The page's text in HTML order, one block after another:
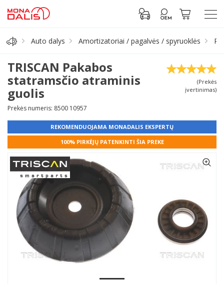
Alyva, tepalai
Antifrizas
Akumuliatorius
Padangos
Prisijungti prie paskyros
Pagojo k., Uosių g. 124, Kelmės raj.
info@mbmanogarazas.lt
Auto dalys Amortizatoriai / pagalvės / spyruoklės
TRISCAN Pakabos
statramsčio atraminis
guolis
(Prekės
įvertinimas)
Prekės numeris: 8500 10957
REKOMENDUOJAMA MONADALIS EKSPERTŲ
100% PIRKĖJŲ PATENKINTI ŠIA PREKE